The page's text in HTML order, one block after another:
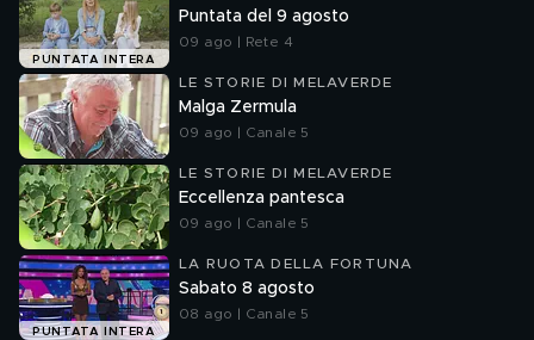
PUNTATA INTERA
Puntata del 9 agosto
09 ago | Rete 4
LE STORIE DI MELAVERDE
Malga Zermula
09 ago | Canale 5
LE STORIE DI MELAVERDE
Eccellenza pantesca
09 ago | Canale 5
PUNTATA INTERA
LA RUOTA DELLA FORTUNA
Sabato 8 agosto
08 ago | Canale 5